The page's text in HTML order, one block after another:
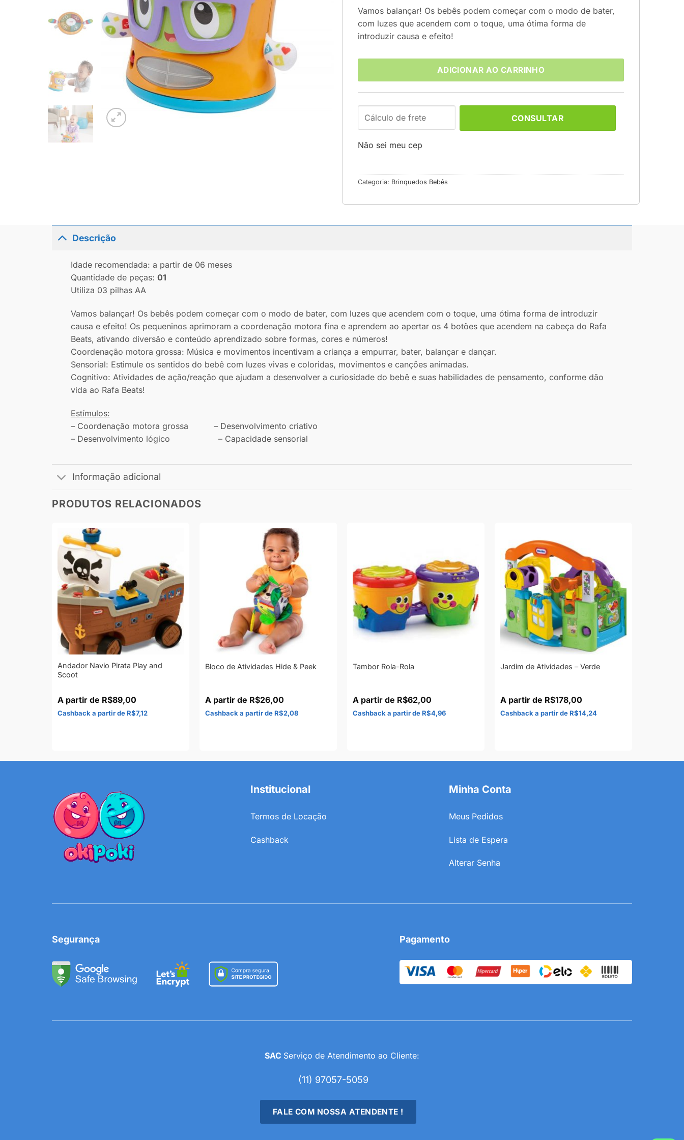
Vamos balançar! Os bebês podem começar com o modo de bater,
com luzes que acendem com o toque, uma ótima forma de
introduzir causa e efeito!
ADICIONAR AO CARRINHO
CONSULTAR
Não sei meu cep
Categoria: Brinquedos Bebês
Descrição
Idade recomendada: a partir de 06 meses
Quantidade de peças: 01
Utiliza 03 pilhas AA
Vamos balançar! Os bebês podem começar com o modo de bater, com luzes que acendem com o toque, uma ótima forma de introduzir
causa e efeito! Os pequeninos aprimoram a coordenação motora fina e aprendem ao apertar os 4 botões que acendem na cabeça do Rafa
Beats, ativando diversão e conteúdo aprendizado sobre formas, cores e números!
Coordenação motora grossa: Música e movimentos incentivam a criança a empurrar, bater, balançar e dançar.
Sensorial: Estimule os sentidos do bebê com luzes vivas e coloridas, movimentos e canções animadas.
Cognitivo: Atividades de ação/reação que ajudam a desenvolver a curiosidade do bebê e suas habilidades de pensamento, conforme dão
vida ao Rafa Beats!
Estímulos:
– Coordenação motora grossa – Desenvolvimento criativo
– Desenvolvimento lógico – Capacidade sensorial
Informação adicional
PRODUTOS RELACIONADOS
Andador Navio Pirata Play and
Scoot
R$89,00
R$7,12
Bloco de Atividades Hide & Peek
R$26,00
R$2,08
Tambor Rola-Rola
R$62,00
R$4,96
Jardim de Atividades – Verde
R$178,00
R$14,24
Institucional
Termos de Locação
Cashback
Minha Conta
Meus Pedidos
Lista de Espera
Alterar Senha
Segurança Pagamento
SAC Serviço de Atendimento ao Cliente:
(11) 97057-5059
FALE COM NOSSA ATENDENTE !